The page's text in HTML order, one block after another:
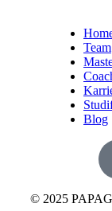
Team
Blog
© 2025